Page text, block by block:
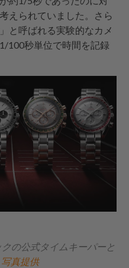
えられていました。さら
と呼ばれる実験的なカメ
100秒単位で時間を記録
の公式タイムキーパーと
写真提供